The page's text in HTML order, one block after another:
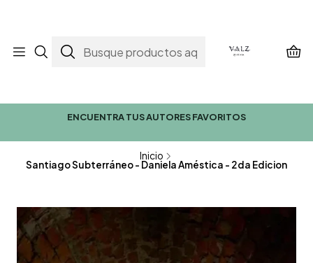
ENCUENTRA TUS AUTORES FAVORITOS
Inicio
Santiago Subterráneo - Daniela Améstica - 2da Edicion